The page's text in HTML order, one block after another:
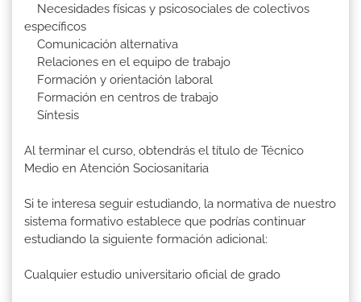
Necesidades físicas y psicosociales de colectivos
específicos
Comunicación alternativa
Relaciones en el equipo de trabajo
Formación y orientación laboral
Formación en centros de trabajo
Síntesis
Al terminar el curso, obtendrás el título de Técnico
Medio en Atención Sociosanitaria
Si te interesa seguir estudiando, la normativa de nuestro
sistema formativo establece que podrías continuar
estudiando la siguiente formación adicional:
Cualquier estudio universitario oficial de grado